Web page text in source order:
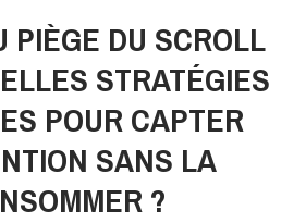
PIÈGE DU SCROLL
STRATÉGIES
POUR CAPTER
SANS LA
?